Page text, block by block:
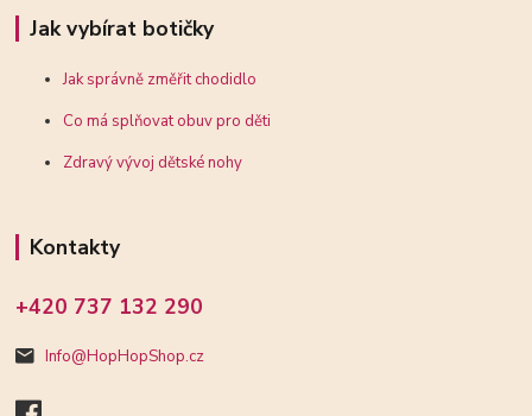
Jak vybírat botičky
Jak správně změřit chodidlo
Co má splňovat obuv pro děti
Zdravý vývoj dětské nohy
Kontakty
+420 737 132 290
Info@HopHopShop.cz